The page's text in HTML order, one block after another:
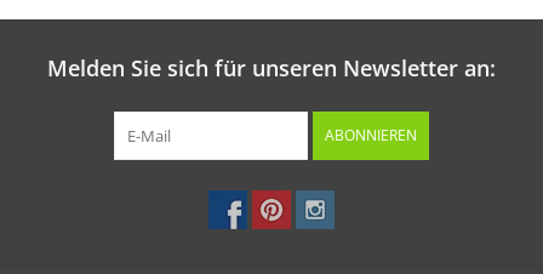
Melden Sie sich für unseren Newsletter an:
ABONNIEREN